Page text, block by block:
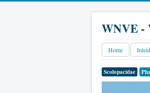
WNVE -
Home
Scolopacidae